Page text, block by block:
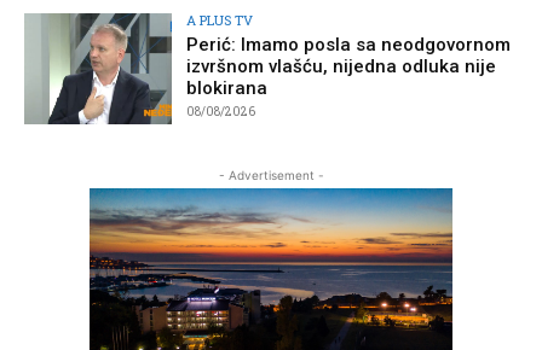
A PLUS TV
Perić: Imamo posla sa neodgovornom
izvršnom vlašću, nijedna odluka nije
blokirana
08/08/2026
- Advertisement -